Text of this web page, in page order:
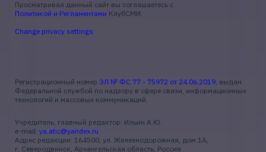
Просматривая данный сайт вы соглашаетесь с
Политикой и Регламентами КлубСМИ.
Change privacy settings
Регистрационный номер ЭЛ № ФС 77 - 75972 от 24.06.2019, выдан
Федеральной службой по надзору в сфере связи, информационных
технологий и массовых коммуникаций.
Учредитель, главный редактор: Ильин А.Ю.
e-mail: ya.atic@yandex.ru
Адрес редакции: 164500, ул. Железнодорожная, дом 1А,
г. Северодвинск, Архангельская область, Россия